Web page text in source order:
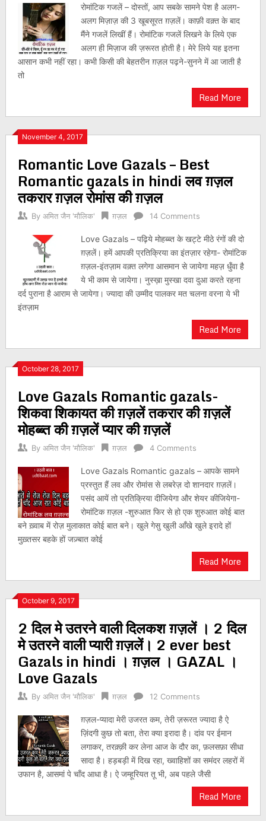
रोमांटिक गजलें – दोस्तों, आप सबके सामने पेश है अलग-
अलग मिज़ाज़ की 3 खूबसूरत ग़ज़लें। काफ़ी वक़्त के बाद
मैंने गजलें लिखीं हैं। रोमांटिक गजलें लिखने के लिये एक
अलग ही मिज़ाज की ज़रूरत होती है। मेरे लिये यह इतना
आसान कभी नहीं रहा। कभी किसी की बेहतरीन ग़ज़ल पढ़ने-सुनने में आ जाती है
तो
Read More
November 4, 2017
Romantic Love Gazals – Best
Romantic gazals in hindi लव ग़ज़ल
तकरार ग़ज़ल रोमांस की ग़ज़ल
By अमित जैन 'मौलिक' ग़ज़ल 14 Comments
Love Gazals – पढ़िये मोहब्ब्त के खट्टे मीठे रंगों की दो
ग़ज़लें। हमें आपकी प्रतिक्रिया का इंतज़ार रहेगा- रोमांटिक
ग़ज़ल-इंतज़ाम वक़्त लगेगा आसमान से जायेगा महज़ धुँवा है
ये भी काम से जायेगा। नुस्ख़ा मुस्खा दवा दुआ करते रहना
दर्द पुराना है आराम से जायेगा। ज्यादा की उम्मीद पालकर मत चलना वरना ये भी
इंतज़ाम
Read More
October 28, 2017
Love Gazals Romantic gazals-
शिकवा शिकायत की ग़ज़लें तकरार की ग़ज़लें
मोहब्ब्त की ग़ज़लें प्यार की ग़ज़लें
By अमित जैन 'मौलिक' ग़ज़ल 4 Comments
Love Gazals Romantic gazals – आपके सामने
प्रस्तुत हैं लव और रोमांस से लबरेज़ दो शानदार ग़ज़लें।
पसंद आयें तो प्रतिक्रिया दीजियेगा और शेयर कीजियेगा-
रोमांटिक ग़ज़ल -शुरुआत फिर से हो एक शुरुआत कोई बात
बने ख़्वाब में रोज़ मुलाकात कोई बात बने। खुले गेसु खुली आँखे खुले इरादे हों
मुख़्तसर बहके हों जज़्बात कोई
Read More
October 9, 2017
2 दिल मे उतरने वाली दिलकश ग़ज़लें । 2 दिल
मे उतरने वाली प्यारी ग़ज़लें। 2 ever best
Gazals in hindi । ग़ज़ल । GAZAL ।
Love Gazals
By अमित जैन 'मौलिक' ग़ज़ल 12 Comments
ग़ज़ल-प्यादा मेरी उजरत कम, तेरी ज़रूरत ज्यादा है ऐ
ज़िंदगी कुछ तो बता, तेरा क्या इरादा है। दांव पर ईमान
लगाकर, तरक़्क़ी कर लेना आज के दौर का, फ़लसफ़ा सीधा
सादा है। हड़बड़ी में दिख रहा, ख्वाहिशों का समंदर लहरों में
उफान है, आसमां पे चाँद आधा है। ऐ जम्हूरियत तू भी, अब पहले जैसी
Read More